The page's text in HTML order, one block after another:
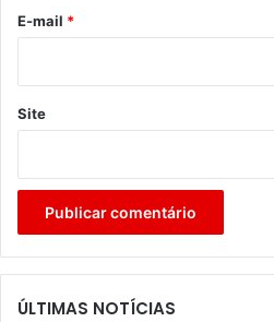
*
E-mail *
Site
ÚLTIMAS NOTÍCIAS